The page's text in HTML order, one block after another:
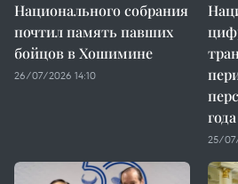
Национального собрания
почтил память павших
бойцов в Хошимине
26/07/2026 14:10
года
25/